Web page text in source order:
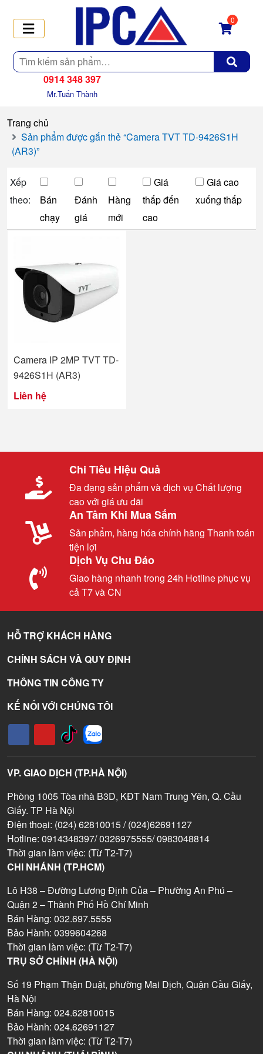
Tìm
kiếm
0
0914 348 397
Mr.Tuấn Thành
Trang chủ
Sản phẩm được gắn thẻ “Camera TVT TD-9426S1H
(AR3)”
Xếp
theo:
Bán
chạy
Đánh
giá
Hàng
mới
Giá
thấp đến
cao
Giá cao
xuống thấp
Camera IP 2MP TVT TD-
9426S1H (AR3)
Liên hệ
Chi Tiêu Hiệu Quả
Đa dạng sản phẩm và dịch vụ Chất lượng
cao với giá ưu đãi
An Tâm Khi Mua Sắm
Sản phẩm, hàng hóa chính hãng Thanh toán
tiện lợi
Dịch Vụ Chu Đáo
Giao hàng nhanh trong 24h Hotline phục vụ
cả T7 và CN
HỖ TRỢ KHÁCH HÀNG
CHÍNH SÁCH VÀ QUY ĐỊNH
THÔNG TIN CÔNG TY
KẾ NỐI VỚI CHÚNG TÔI
VP. GIAO DỊCH (TP.HÀ NỘI)
Phòng 1005 Tòa nhà B3D, KĐT Nam Trung Yên, Q. Cầu
Giấy. TP Hà Nội
Điện thoại: (024) 62810015 / (024)62691127
Hotline: 0914348397/ 0326975555/ 0983048814
Thời gian làm việc: (Từ T2-T7)
CHI NHÁNH (TP.HCM)
Lô H38 – Đường Lương Định Của – Phường An Phú –
Quận 2 – Thành Phố Hồ Chí Minh
Bán Hàng: 032.697.5555
Bảo Hành: 0399604268
Thời gian làm việc: (Từ T2-T7)
TRỤ SỞ CHÍNH (HÀ NỘI)
Số 19 Phạm Thận Duật, phường Mai Dịch, Quận Cầu Giấy,
Hà Nội
Bán Hàng: 024.62810015
Bảo Hành: 024.62691127
Thời gian làm việc: (Từ T2-T7)